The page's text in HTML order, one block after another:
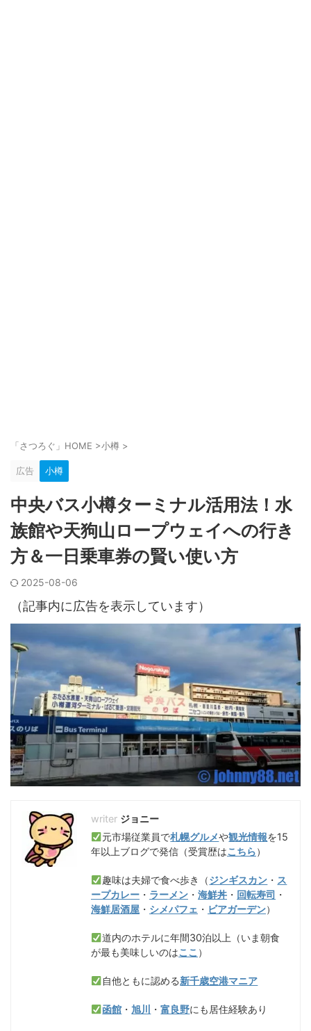
「さつろぐ」HOME >小樽 >
広告 小樽
中央バス小樽ターミナル活用法！水
族館や天狗山ロープウェイへの行き
方＆一日乗車券の賢い使い方
2025-08-06
（記事内に広告を表示しています）
ジョニー
元市場従業員で札幌グルメや観光情報を15
年以上ブログで発信（受賞歴はこちら）
趣味は夫婦で食べ歩き（ジンギスカン ・ ス
ープカレー ・ ラーメン ・ 海鮮丼 ・ 回転寿司 ・
海鮮居酒屋 ・ シメパフェ ・ ビアガーデン）
道内のホテルに年間30泊以上（いま朝食
が最も美味しいのはここ ）
自他ともに認める新千歳空港マニア
函館 ・旭川 ・富良野にも居住経験あり